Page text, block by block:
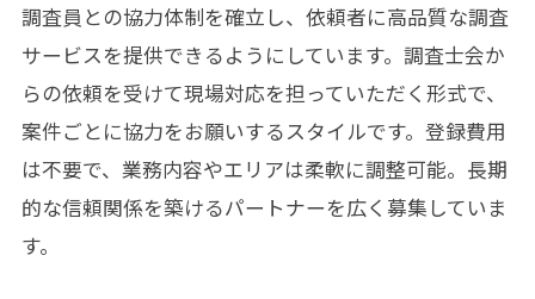
調査員との協力体制を確立し、依頼者に高品質な調査
サービスを提供できるようにしています。調査士会か
らの依頼を受けて現場対応を担っていただく形式で、
案件ごとに協力をお願いするスタイルです。登録費用
は不要で、業務内容やエリアは柔軟に調整可能。長期
的な信頼関係を築けるパートナーを広く募集していま
す。